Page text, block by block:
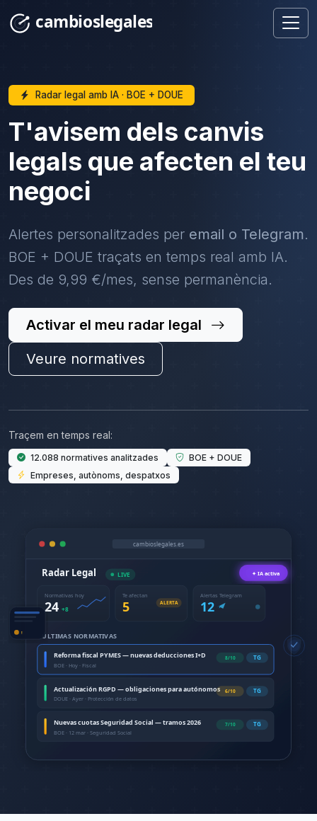
Radar legal amb IA · BOE + DOUE
T'avisem dels canvis
legals que afecten el teu
negoci
Alertes personalitzades per email o Telegram.
BOE + DOUE traçats en temps real amb IA.
Des de 9,99 €/mes, sense permanència.
Activar el meu radar legal
Veure normatives
Traçem en temps real:
12.088 normatives analitzades
BOE + DOUE
Empreses, autònoms, despatxos
cambioslegales.es
Radar Legal LIVE
Normativas hoy
24 +8
Te afectan
5 ALERTA
Alertas Telegram
12
ÚLTIMAS NORMATIVAS
Reforma fiscal PYMES — nuevas deducciones I+D
BOE · Hoy · Fiscal
8/10 TG
Actualización RGPD — obligaciones para autónomos
DOUE · Ayer · Protección de datos
6/10 TG
Nuevas cuotas Seguridad Social — tramos 2026
BOE · 12 mar · Seguridad Social
7/10 TG
✦ IA activa
!